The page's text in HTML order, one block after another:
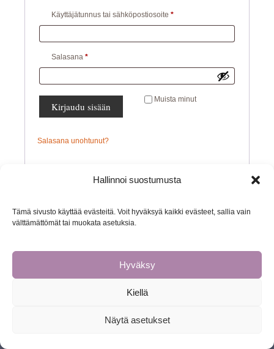
Hallinnoi suostumusta
Tämä sivusto käyttää evästeitä. Voit hyväksyä kaikki evästeet, sallia vain
välttämättömät tai muokata asetuksia.
Hyväksy
Kiellä
Näytä asetukset
Käyttäjätunnus tai sähköpostiosoite *Vaaditaan
Salasana *Vaaditaan
Muista minut
Kirjaudu sisään
Salasana unohtunut?
POWERED BYWORDPRESSANDZENITH CHILD.